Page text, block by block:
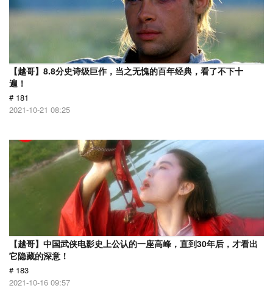
【越哥】8.8分史诗级巨作，当之无愧的百年经典，看了不下十
遍！
# 181
2021-10-21 08:25
【越哥】中国武侠电影史上公认的一座高峰，直到30年后，才看出
它隐藏的深意！
# 183
2021-10-16 09:57